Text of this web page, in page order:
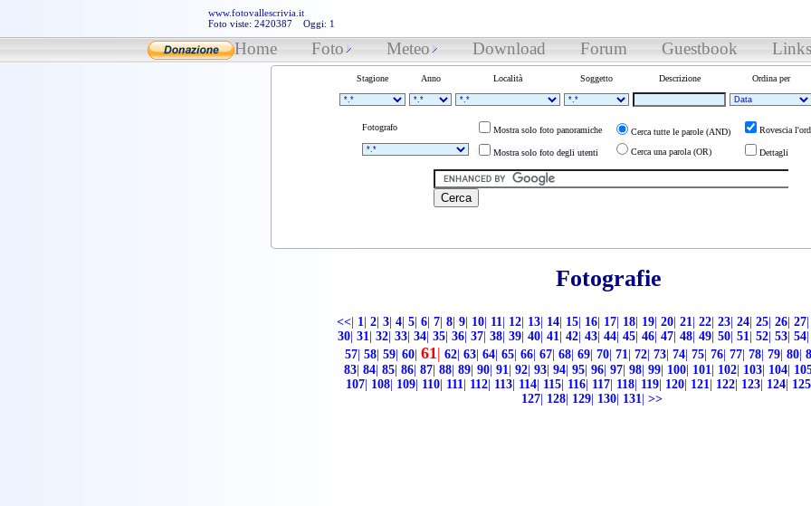
www.fotovallescrivia.it
Foto viste: 2420387 Oggi: 1
Home Foto Meteo Download Forum Guestbook Links
Stagione Anno Località Soggetto Descrizione Ordina per
Fotografo Mostra solo foto panoramiche
Cerca tutte le parole (AND)
Cerca una parola (OR)
Rovescia
Mostra solo foto degli utenti Dettagli
Fotografie
<< 1 2 3 4 5 6 7 8 9 10 11 12 13 14 15 16 17 18 19 20 21 22 23 24 25 26 27
30| 31| 32| 33| 34| 35| 36| 37| 38| 39| 40| 41| 42| 43| 44| 45| 46| 47| 48| 49| 50| 51| 52| 53| 54|
57| 58| 59| 60| 61| 62| 63| 64| 65| 66| 67| 68| 69| 70| 71| 72| 73| 74| 75| 76| 77| 78| 79| 80|
83| 84| 85| 86| 87| 88| 89| 90| 91| 92| 93| 94| 95| 96| 97| 98| 99| 100| 101| 102| 103| 104|
107| 108| 109| 110| 111| 112| 113| 114| 115| 116| 117| 118| 119| 120| 121| 122| 123| 124| 125
127 128 129 130 131 >>